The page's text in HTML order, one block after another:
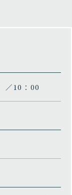
／10：00